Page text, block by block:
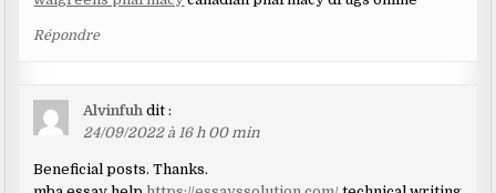
Répondre
Alvinfuh dit :
24/09/2022 à 16 h 00 min
Beneficial posts. Thanks.